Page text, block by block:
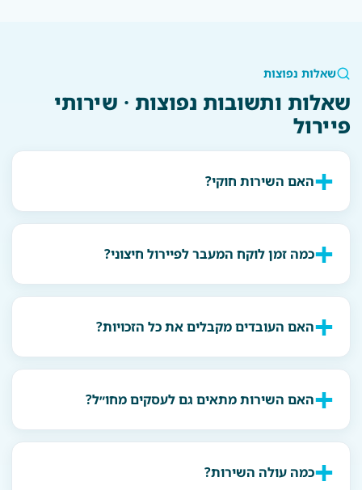
שאלות נפוצות
שאלות ותשובות נפוצות · שירותי
פיירול
האם השירות חוקי?
כמה זמן לוקח המעבר לפיירול חיצוני?
האם העובדים מקבלים את כל הזכויות?
האם השירות מתאים גם לעסקים מחו״ל?
כמה עולה השירות?